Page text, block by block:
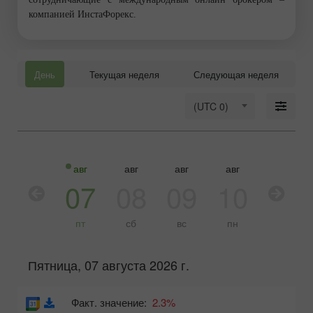
компанией ИнстаФорекс.
День Текущая неделя Следующая неделя
(UTC 0)
авг
07
пт
авг
сб
авг
вс
авг
пн
Пятница, 07 августа 2026 г.
Факт. значение: 2.3%